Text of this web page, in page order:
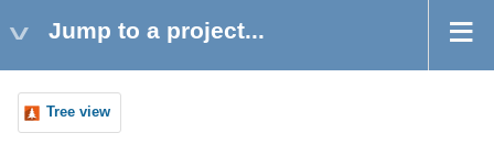
Jump to a project...
Tree view